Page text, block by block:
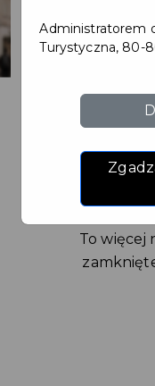
Zaskocz
Oferujemy
i lokalnego
prezenty
To więcej
Administratorem
Turystyczna, 80-